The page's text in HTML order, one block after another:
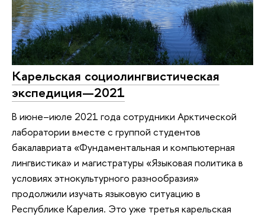
Карельская социолингвистическая
экспедиция—2021
В июне–июле 2021 года сотрудники Арктической
лаборатории вместе с группой студентов
бакалавриата «Фундаментальная и компьютерная
лингвистика» и магистратуры «Языковая политика в
условиях этнокультурного разнообразия»
продолжили изучать языковую ситуацию в
Республике Карелия. Это уже третья карельская